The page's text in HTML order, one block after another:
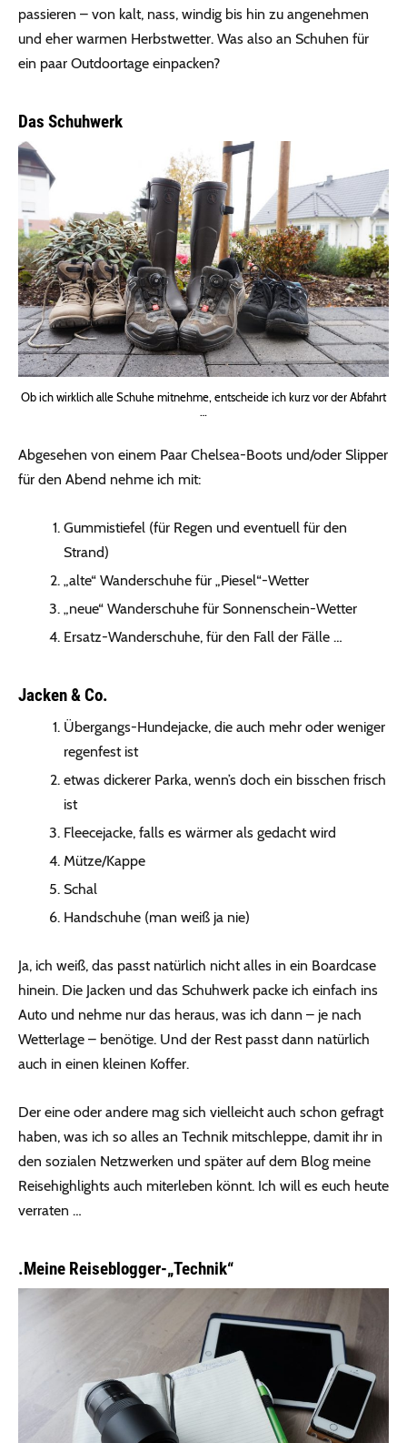
passieren – von kalt, nass, windig bis hin zu angenehmen
und eher warmen Herbstwetter. Was also an Schuhen für
ein paar Outdoortage einpacken?
Das Schuhwerk
Ob ich wirklich alle Schuhe mitnehme, entscheide ich kurz vor der Abfahrt
…
Abgesehen von einem Paar Chelsea-Boots und/oder Slipper
für den Abend nehme ich mit:
Gummistiefel (für Regen und eventuell für den
Strand)
„alte“ Wanderschuhe für „Piesel“-Wetter
„neue“ Wanderschuhe für Sonnenschein-Wetter
Ersatz-Wanderschuhe, für den Fall der Fälle …
Jacken & Co.
Übergangs-Hundejacke, die auch mehr oder weniger
regenfest ist
etwas dickerer Parka, wenn’s doch ein bisschen frisch
ist
Fleecejacke, falls es wärmer als gedacht wird
Mütze/Kappe
Schal
Handschuhe (man weiß ja nie)
Ja, ich weiß, das passt natürlich nicht alles in ein Boardcase
hinein. Die Jacken und das Schuhwerk packe ich einfach ins
Auto und nehme nur das heraus, was ich dann – je nach
Wetterlage – benötige. Und der Rest passt dann natürlich
auch in einen kleinen Koffer.
Der eine oder andere mag sich vielleicht auch schon gefragt
haben, was ich so alles an Technik mitschleppe, damit ihr in
den sozialen Netzwerken und später auf dem Blog meine
Reisehighlights auch miterleben könnt. Ich will es euch heute
verraten …
.Meine Reiseblogger-„Technik“